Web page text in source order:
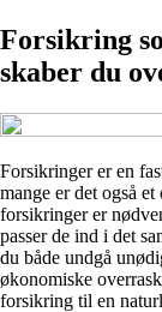
Forsikring
skaber du
Forsikringer er en
mange er det også
forsikringer er
passer de ind i det
du både undgå
økonomiske
forsikring til en